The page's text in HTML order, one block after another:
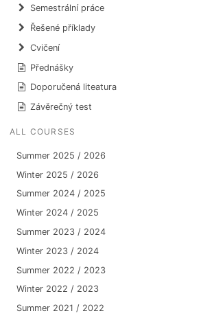
Semestrální práce
Řešené příklady
Cvičení
Přednášky
Doporučená liteatura
Závěrečný test
ALL COURSES
Summer 2025 / 2026
Winter 2025 / 2026
Summer 2024 / 2025
Winter 2024 / 2025
Summer 2023 / 2024
Winter 2023 / 2024
Summer 2022 / 2023
Winter 2022 / 2023
Summer 2021 / 2022